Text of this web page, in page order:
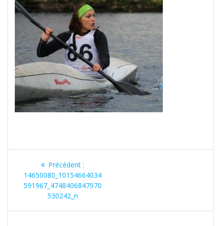
Navigation
de
l’article
Précédent :Article
précédent
:
14650080_10154664034
591967_4748406847970
530242_n